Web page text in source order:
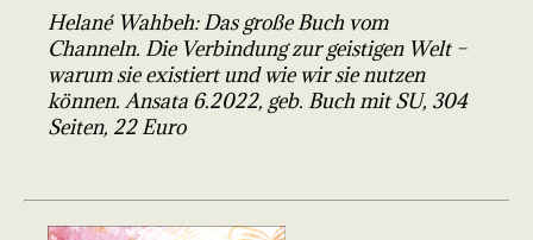
Helané Wahbeh: Das große Buch vom
Channeln. Die Verbindung zur geistigen Welt –
warum sie existiert und wie wir sie nutzen
können. Ansata 6.2022, geb. Buch mit SU, 304
Seiten, 22 Euro